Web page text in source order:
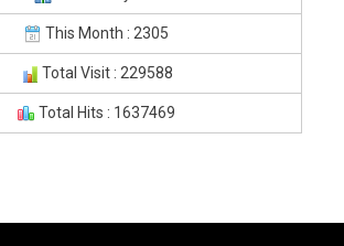
This Month : 2305
Total Visit : 229588
Total Hits : 1637469